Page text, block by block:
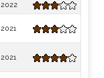
2022
2021
2021